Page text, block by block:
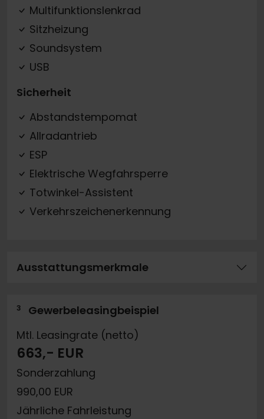
Multifunktionslenkrad
Sitzheizung
Soundsystem
USB
Sicherheit
Abstandstempomat
Allradantrieb
ESP
Elektrische Wegfahrsperre
Totwinkel-Assistent
Verkehrszeichenerkennung
Ausstattungsmerkmale
3
Gewerbeleasingbeispiel
Mtl. Leasingrate (netto)
663,- EUR
Sonderzahlung
990,00 EUR
Jährliche Fahrleistung